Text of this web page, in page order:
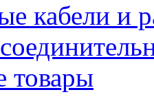
кабели и
товары